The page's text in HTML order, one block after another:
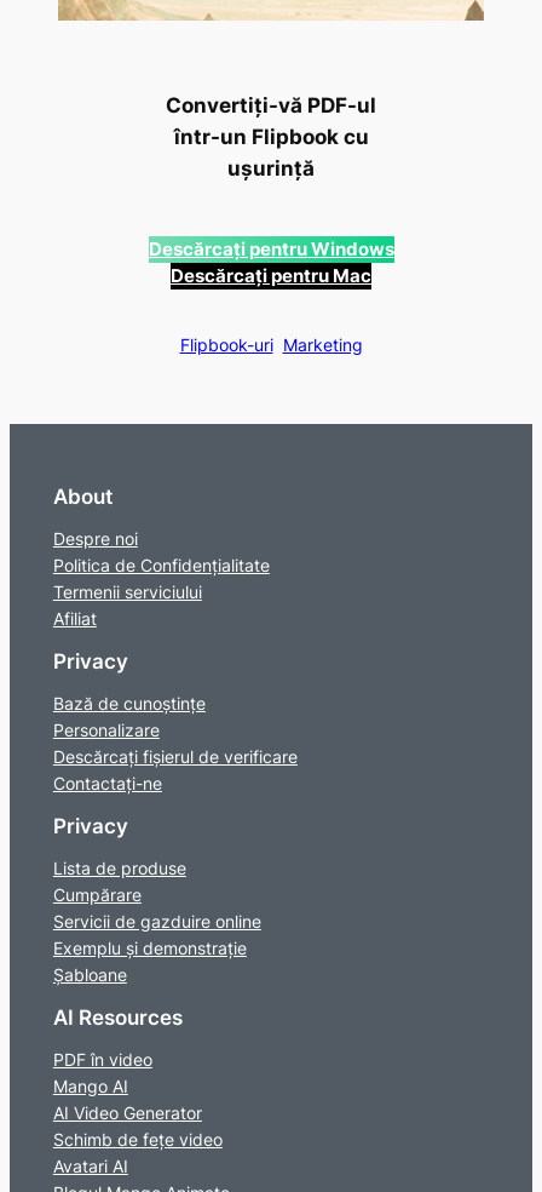
Convertiți-vă PDF-ul
într-un Flipbook cu
ușurință
Descărcați pentru Windows
Descărcați pentru Mac
Flipbook-uri Marketing
About
Despre noi
Politica de Confidențialitate
Termenii serviciului
Afiliat
Privacy
Bază de cunoștințe
Personalizare
Descărcați fișierul de verificare
Contactaţi-ne
Privacy
Lista de produse
Cumpărare
Servicii de gazduire online
Exemplu și demonstrație
Șabloane
AI Resources
PDF în video
Mango AI
AI Video Generator
Schimb de fețe video
Avatari AI